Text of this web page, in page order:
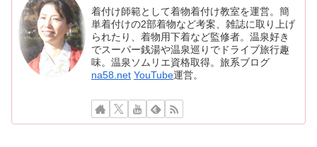
着付け師範として着物着付け教室を運営。簡
単着付けの2部着物など考案、雑誌に取り上げ
られたり、着物用下着など監修者。温泉好き
でスーパー銭湯や温泉巡りでドライブ旅行趣
味。温泉ソムリエ資格取得。旅系ブログ
na58.net YouTube運営。